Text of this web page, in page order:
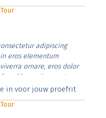
adipiscing
eros elementum
ornare, eros dolor
libero vitae erat.
id rutrum lorem
in voor jouw proefrit